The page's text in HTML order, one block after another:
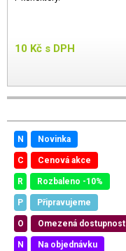
10 Kč s DPH
N Novinka
C Cenová akce
R Rozbaleno -10%
P Připravujeme
O Omezená dostupnost
N Na objednávku